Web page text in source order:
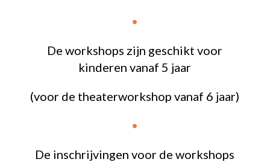
•
De workshops zijn geschikt voor
kinderen vanaf 5 jaar
(voor de theaterworkshop vanaf 6 jaar)
•
De inschrijvingen voor de workshops